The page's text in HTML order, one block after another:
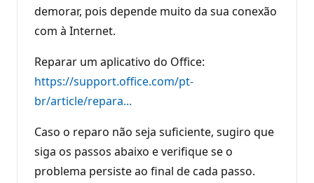
demorar, pois depende muito da sua conexão
com à Internet.
Reparar um aplicativo do Office:
https://support.office.com/pt-
br/article/repara...
Caso o reparo não seja suficiente, sugiro que
siga os passos abaixo e verifique se o
problema persiste ao final de cada passo.